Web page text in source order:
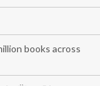
books across